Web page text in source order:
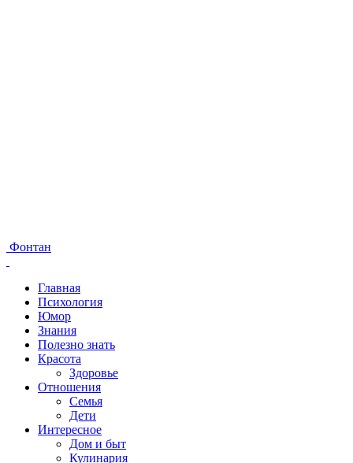
Фонтан
Главная
Психология
Юмор
Знания
Полезно знать
Красота
Здоровье
Отношения
Семья
Дети
Интересное
Дом и быт
Кулинария